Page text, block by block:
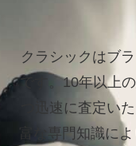
クラシックはブ
です。10年以上
つ迅速に査定い
富な専門知識に